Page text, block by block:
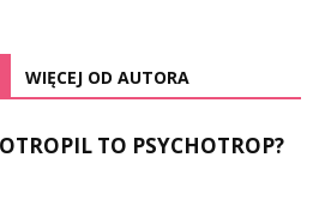
WIĘCEJ OD AUTORA
TO PSYCHOTROP?